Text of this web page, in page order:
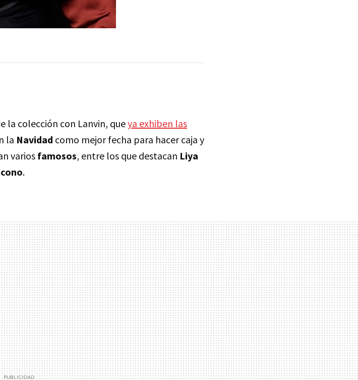
la colección con Lanvin, queya exhiben las
la Navidad como mejor fecha para hacer caja y
variosfamosos, entre los que destacan Liya
.